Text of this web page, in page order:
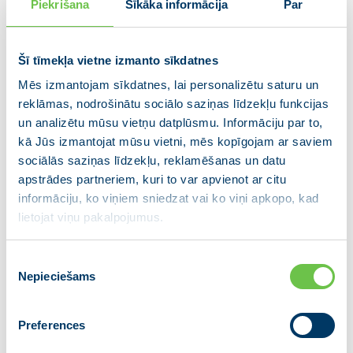
Piekrišana Sīkāka informācija Par
Šī tīmekļa vietne izmanto sīkdatnes
Mēs izmantojam sīkdatnes, lai personalizētu saturu un
reklāmas, nodrošinātu sociālo saziņas līdzekļu funkcijas
un analizētu mūsu vietņu datplūsmu. Informāciju par to,
kā Jūs izmantojat mūsu vietni, mēs kopīgojam ar saviem
sociālās saziņas līdzekļu, reklamēšanas un datu
apstrādes partneriem, kuri to var apvienot ar citu
informāciju, ko viņiem sniedzat vai ko viņi apkopo, kad
lietojat viņu pakalpojumus.
izvēle
Nepieciešams
Preferences
nedrīkstam zaudēt tos cilvēkus, kuri
Latvijas,” uzsvēra Edgars Rinkēvičs.
“Mūsu piedāvājums tiesiskuma un taisnīguma
atjaunošanai ir vērsts uz to, lai Latvijas tiesu sistēma
kopumā ikvienam sniegtu drošu pārliecību par
taisnīguma un godīguma uzvaru. Nule publiskotā
“Moneyval” ziņojumā skaidri tika pateikts, ka Latvijā ir
laba likumu kārtība, Saeima savu darbu ir izdarījusi,
nenotiek.
Taisnīgumu nevar nostiprināt vien uz